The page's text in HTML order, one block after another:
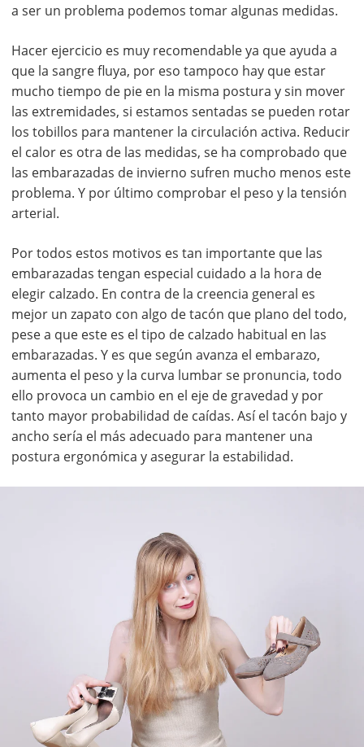
a ser un problema podemos tomar algunas medidas.
Hacer ejercicio es muy recomendable ya que ayuda a
que la sangre fluya, por eso tampoco hay que estar
mucho tiempo de pie en la misma postura y sin mover
las extremidades, si estamos sentadas se pueden rotar
los tobillos para mantener la circulación activa. Reducir
el calor es otra de las medidas, se ha comprobado que
las embarazadas de invierno sufren mucho menos este
problema. Y por último comprobar el peso y la tensión
arterial.
Por todos estos motivos es tan importante que las
embarazadas tengan especial cuidado a la hora de
elegir calzado. En contra de la creencia general es
mejor un zapato con algo de tacón que plano del todo,
pese a que este es el tipo de calzado habitual en las
embarazadas. Y es que según avanza el embarazo,
aumenta el peso y la curva lumbar se pronuncia, todo
ello provoca un cambio en el eje de gravedad y por
tanto mayor probabilidad de caídas. Así el tacón bajo y
ancho sería el más adecuado para mantener una
postura ergonómica y asegurar la estabilidad.